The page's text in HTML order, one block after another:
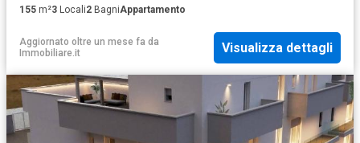
155 m²3 Locali2 BagniAppartamento
Aggiornato oltre un mese fa da
Immobiliare.it
Visualizza dettagli